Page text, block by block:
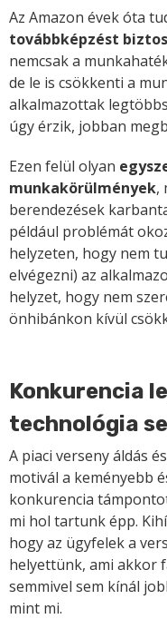
Az Amazon évek óta
továbbképzést
nemcsak a
de le is csökkenti a
alkalmazottak
úgy érzik, jobban
Ezen felül olyan
munkakörülmények,
berendezések
például problémát
helyzeten, hogy nem
elvégezni) az
helyzet, hogy nem
önhibánkon kívül
Konkurencia
technológia
A piaci verseny áldás
motivál a keményebb
konkurencia
mi hol tartunk épp.
hogy az ügyfelek a
helyettünk, ami akkor
semmivel sem kínál
mint mi.